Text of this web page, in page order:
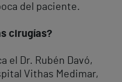
del paciente.
cirugías?
el Dr. Rubén Davó,
Vithas Medimar,